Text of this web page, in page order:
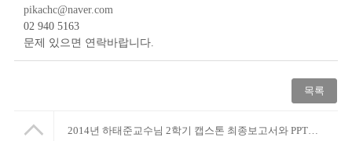
pikachc@naver.com
02 940 5163
문제 있으면 연락바랍니다.
목록
2014년 하태준교수님 2학기 캡스톤 최종보고서와 PPT입니다.